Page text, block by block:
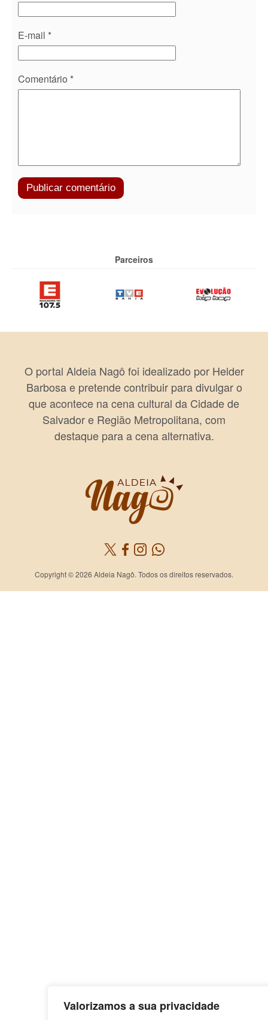
Valorizamos a sua privacidade
E-mail *
Comentário *
Parceiros
O portal Aldeia Nagô foi idealizado por Helder
Barbosa e pretende contribuir para divulgar o
que acontece na cena cultural da Cidade de
Salvador e Região Metropolitana, com
destaque para a cena alternativa.
Copyright © 2026 Aldeia Nagô. Todos os direitos reservados.